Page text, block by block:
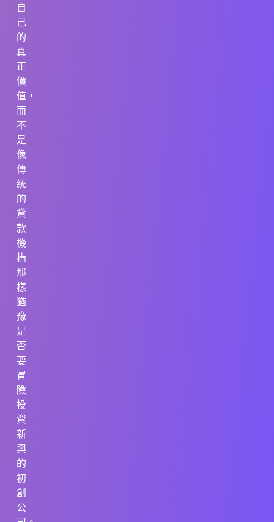
自
己
的
真
正
價
值，
而
不
是
像
傳
統
的
貸
款
機
構
那
樣
猶
豫
是
否
要
冒
險
投
資
新
興
的
初
創
公